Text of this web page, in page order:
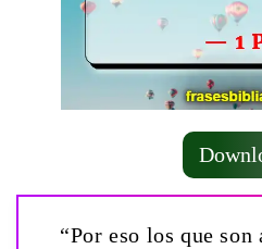
“Por eso los que